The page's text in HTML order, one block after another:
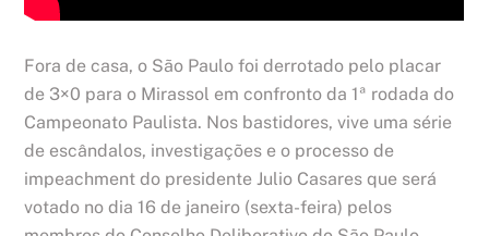
Fora de casa, o São Paulo foi derrotado pelo placar
de 3×0 para o Mirassol em confronto da 1ª rodada do
Campeonato Paulista. Nos bastidores, vive uma série
de escândalos, investigações e o processo de
impeachment do presidente Julio Casares que será
votado no dia 16 de janeiro (sexta-feira) pelos